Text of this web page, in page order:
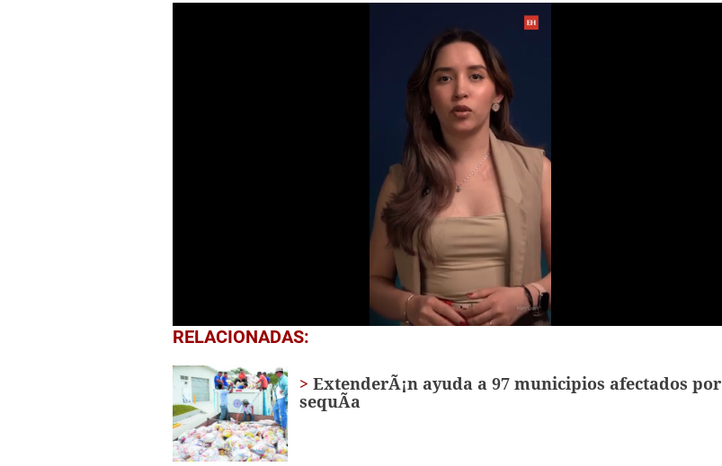
0
of
minute,
secondsVolume
0%
RELACIONADAS:
ExtenderÃ¡n ayuda a 97 municipios afectados por
sequÃ­a